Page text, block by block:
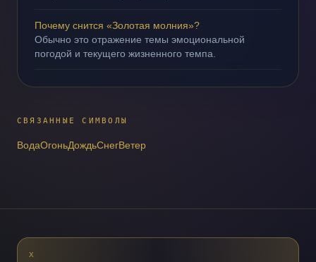
Почему снится «Золотая молния»?
Обычно это отражение темы эмоциональной
погодой и текущего жизненного темпа.
СВЯЗАННЫЕ СИМВОЛЫ
ВодаОгоньДождьСнегВетер
X